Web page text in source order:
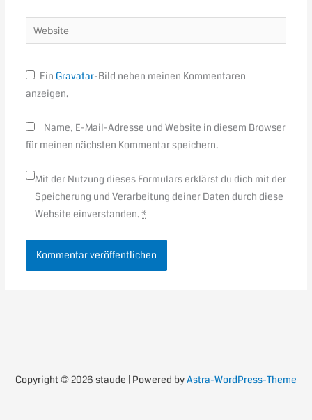
Website
EinGravatar-Bild neben meinen Kommentaren
anzeigen.
Name, E-Mail-Adresse und Website in diesem Browser
für meinen nächsten Kommentar speichern.
Mit der Nutzung dieses Formulars erklärst du dich mit der
Speicherung und Verarbeitung deiner Daten durch diese
Website einverstanden.*
Copyright © 2026 staude | Powered byAstra-WordPress-Theme